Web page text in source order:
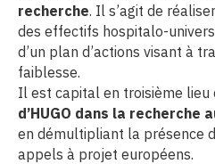
recherche. Il s’agit de
des effectifs hospitalo-
d’un plan d’actions visant à
faiblesse.
Il est capital en troisième lieu
d’HUGO dans la recherche
en démultipliant la présence
appels à projet européens.